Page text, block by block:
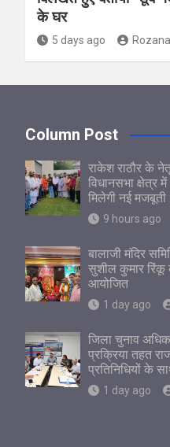
के घर
5 days ago
Column Post
राकेश राठौर के
विधानसभा क्षेत्र
मिलेगी नई मजबूती
9 hours ago
बालाजी मंदिर
सुशील कुमार रिंकू
आयोजित
1 day ago
जिला चुनाव
प्रक्रिया तहत
प्रतिनिधियों के
1 day ago